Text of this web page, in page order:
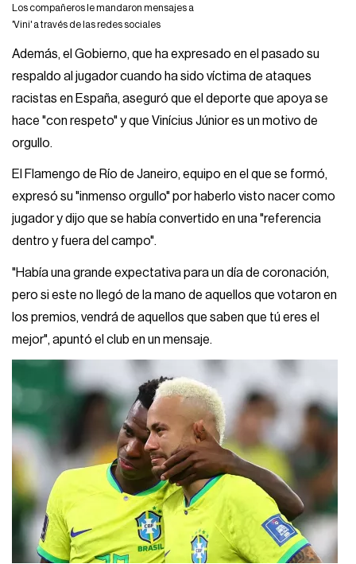
Los compañeros le mandaron mensajes a
'Vini' a través de las redes sociales
Además, el Gobierno, que ha expresado en el pasado su
respaldo al jugador cuando ha sido víctima de ataques
racistas en España, aseguró que el deporte que apoya se
hace "con respeto" y que Vinícius Júnior es un motivo de
orgullo.
El Flamengo de Río de Janeiro, equipo en el que se formó,
expresó su "inmenso orgullo" por haberlo visto nacer como
jugador y dijo que se había convertido en una "referencia
dentro y fuera del campo".
"Había una grande expectativa para un día de coronación,
pero si este no llegó de la mano de aquellos que votaron en
los premios, vendrá de aquellos que saben que tú eres el
mejor", apuntó el club en un mensaje.